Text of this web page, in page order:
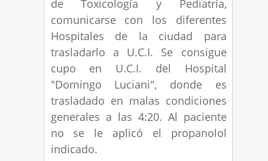
de Toxicología y Pediatría,
comunicarse con los diferentes
Hospitales de la ciudad para
trasladarlo a U.C.I. Se consigue
cupo en U.C.I. del Hospital
"Domingo Luciani", donde es
trasladado en malas condiciones
generales a las 4:20. Al paciente
no se le aplicó el propanolol
indicado.